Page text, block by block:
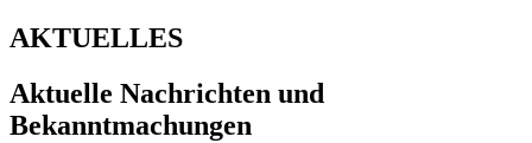
AKTUELLES
Aktuelle Nachrichten und
Bekanntmachungen